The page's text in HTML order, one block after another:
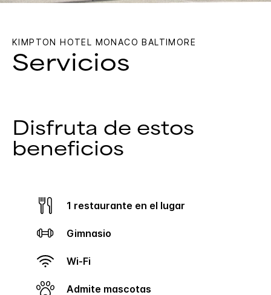
KIMPTON HOTEL MONACO BALTIMORE
Servicios
Disfruta de estos
beneficios
1 restaurante en el lugar
Gimnasio
Wi-Fi
Admite mascotas